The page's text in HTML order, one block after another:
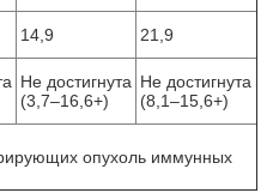
14,9
21,9
Не достигнута
(3,7–16,6+)
Не достигнута
(8,1–15,6+)
опухоль иммунных